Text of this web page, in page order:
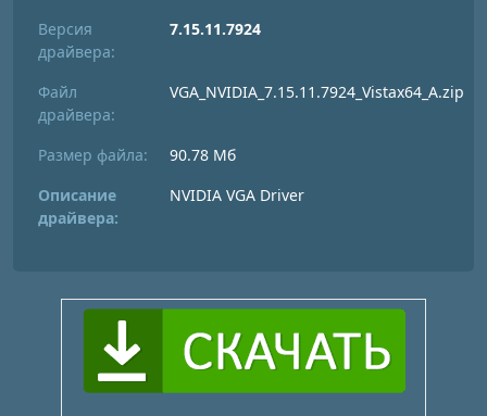
Версия
драйвера:
7.15.11.7924
Файл
драйвера:
VGA_NVIDIA_7.15.11.7924_Vistax64_A.zip
Размер файла:
90.78 Мб
Описание
драйвера:
NVIDIA VGA Driver